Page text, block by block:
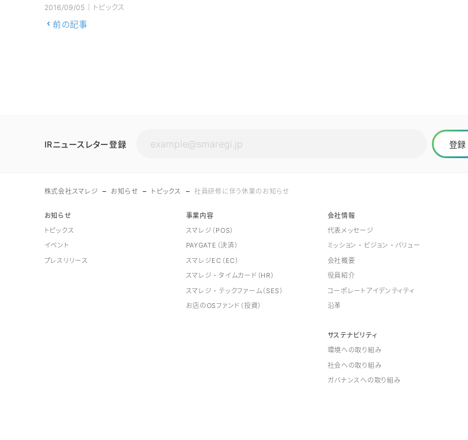
2016/09/05｜トピックス
前の記事
IRニュースレター登録
株式会社スマレジ お知らせ トピックス 社員研修に伴う休業のお知らせ
お知らせ
トピックス
イベント
プレスリリース
事業内容
スマレジ（POS）
PAYGATE（決済）
スマレジEC（EC）
スマレジ・タイムカード（HR）
スマレジ・テックファーム（SES）
お店のOSファンド（投資）
会社情報
代表メッセージ
ミッション・ビジョン・バリュー
会社概要
役員紹介
コーポレートアイデンティティ
沿革
サステナビリティ
環境への取り組み
社会への取り組み
ガバナンスへの取り組み